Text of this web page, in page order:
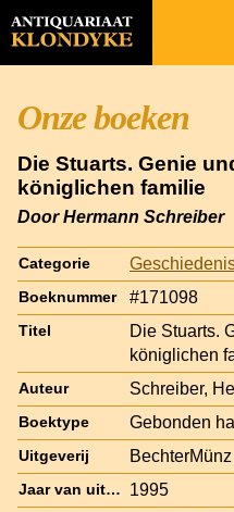
Onze boeken
Die Stuarts. Genie
königlichen familie
Door Hermann Schreiber
Categorie
Boeknummer #171098
Titel
Die Stuarts.
königlichen
Auteur Schreiber,
Boektype Gebonden
Uitgeverij BechterMünz
Jaar van uitgave 1995